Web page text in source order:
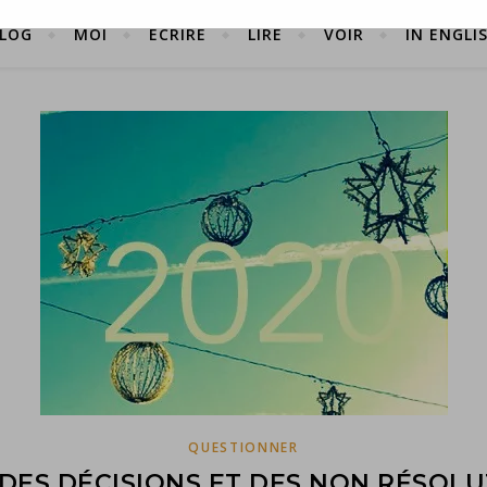
MOI ÉCRIRE LIRE VOIR IN
QUESTIONNER